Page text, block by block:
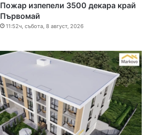
Пожар изпепели 3500 декара край
Първомай
11:52ч, събота, 8 август, 2026